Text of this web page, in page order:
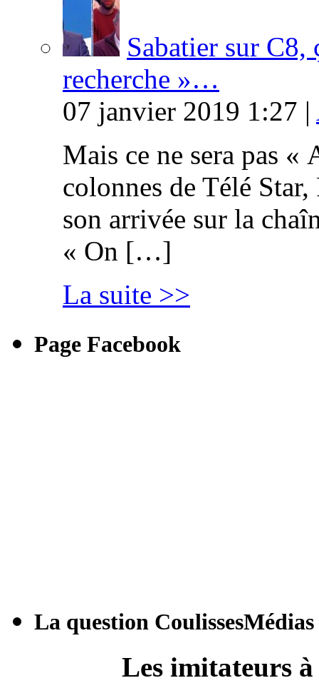
Sabatier sur C8,
recherche »…
07 janvier 2019 1:27 |
Mais ce ne sera pas «
colonnes de Télé
son arrivée sur la
« On […]
La suite >>
Page Facebook
La question CoulissesMédias
Les imitateurs